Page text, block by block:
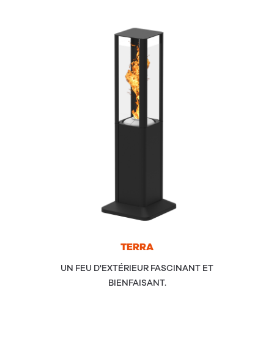
TER­RA
UN FEU D'EXTÉRIEUR FASCINANT ET
BIENFAISANT.